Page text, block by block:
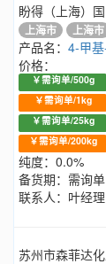
盼得（上海）
上海市 上海市
产品名： 4-甲
价格：
￥需询单/500g
￥需询单/1kg
￥需询单/25kg
￥需询单/200kg
纯度：0.0%
备货期：需询单
联系人：叶经理
苏州市森菲达